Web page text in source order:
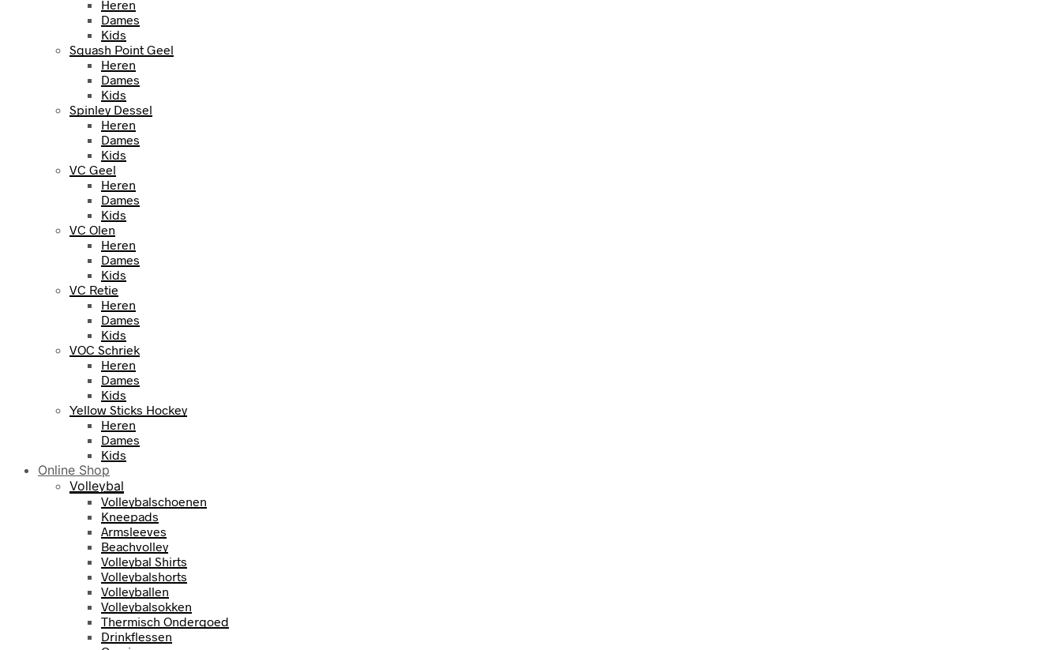
Heren
Dames
Kids
Squash Point Geel
Heren
Dames
Kids
Spinley Dessel
Heren
Dames
Kids
VC Geel
Heren
Dames
Kids
VC Olen
Heren
Dames
Kids
VC Retie
Heren
Dames
Kids
VOC Schriek
Heren
Dames
Kids
Yellow Sticks Hockey
Heren
Dames
Kids
Online Shop
Volleybal
Volleybalschoenen
Kneepads
Armsleeves
Beachvolley
Volleybal Shirts
Volleybalshorts
Volleyballen
Volleybalsokken
Thermisch Ondergoed
Drinkflessen